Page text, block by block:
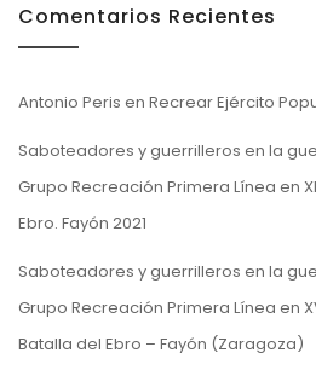
Comentarios Recientes
Antonio Peris en Recrear Ejército
Saboteadores y guerrilleros en la
Grupo Recreación Primera Línea en
Ebro. Fayón 2021
Saboteadores y guerrilleros en la
Grupo Recreación Primera Línea en
Batalla del Ebro – Fayón (Zaragoza)